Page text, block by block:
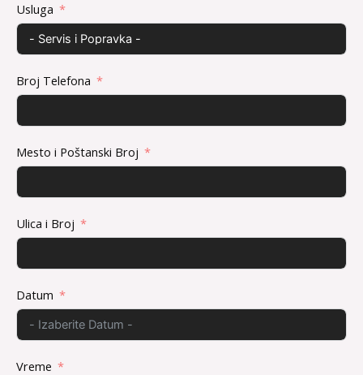
Usluga
Broj Telefona
Mesto i Poštanski Broj
Ulica i Broj
Datum
Vreme